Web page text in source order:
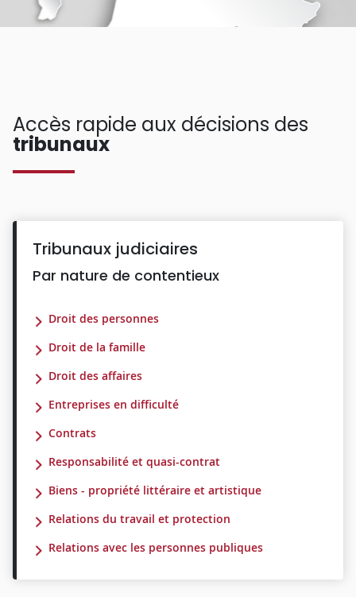
Accès rapide aux décisions des
tribunaux
Tribunaux judiciaires
Par nature de contentieux
Droit des personnes
Droit de la famille
Droit des affaires
Entreprises en difficulté
Contrats
Responsabilité et quasi-contrat
Biens - propriété littéraire et artistique
Relations du travail et protection
Relations avec les personnes publiques